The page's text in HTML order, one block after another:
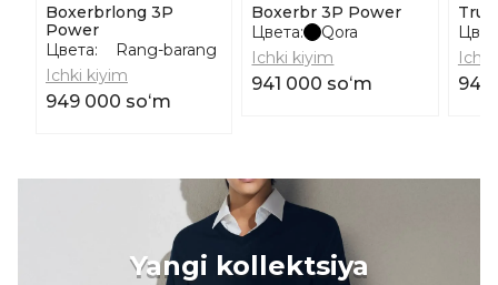
Boxerbrlong 3P
Power
Цвета:
Rang-barang
Ichki kiyim
949 000 soʻm
Boxerbr 3P Power
Цвета:
Qora
Ichki kiyim
941 000 soʻm 941
Yangi kollektsiya